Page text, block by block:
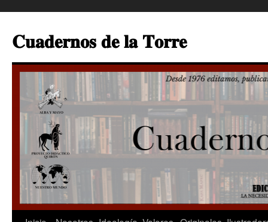
contenido
𝐂𝐮𝐚𝐝𝐞𝐫𝐧𝐨𝐬 𝐝𝐞 𝐥𝐚 𝐓𝐨𝐫𝐫𝐞